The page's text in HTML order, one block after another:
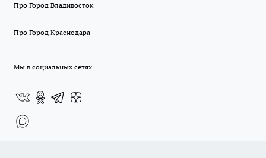
Про Город Владивосток
Про Город Краснодара
Мы в социальных сетях